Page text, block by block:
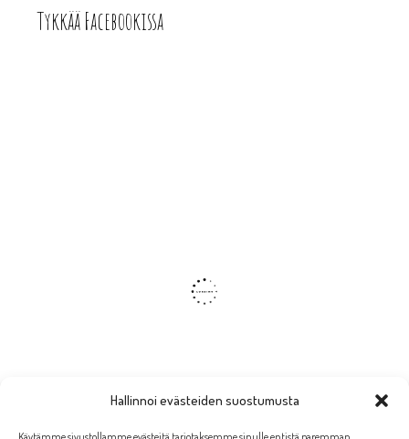
Hallinnoi evästeiden suostumusta
Tykkää Facebookissa